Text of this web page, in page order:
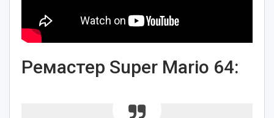
Ремастер Super Mario 64: